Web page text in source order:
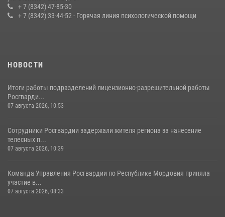
конкурса профмастерства в Саранске
23 июля 2026, 11:54 4
+ 7 (8342) 47-85-30
+ 7 (8342) 33-44-52 - Горячая линия психологической помощи
НОВОСТИ
Итоги работы подразделений лицензионно-разрешительной работы
Росгварди...
07 августа 2026, 10:53
Сотрудники Росгвардии задержали жителя региона за нанесение
телесных п...
07 августа 2026, 10:39
Команда Управления Росгвардии по Республике Мордовия приняла
участие в...
07 августа 2026, 08:33